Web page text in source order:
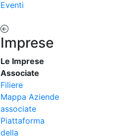
Eventi
Imprese
Le Imprese
Associate
Filiere
Mappa Aziende
associate
Piattaforma
della